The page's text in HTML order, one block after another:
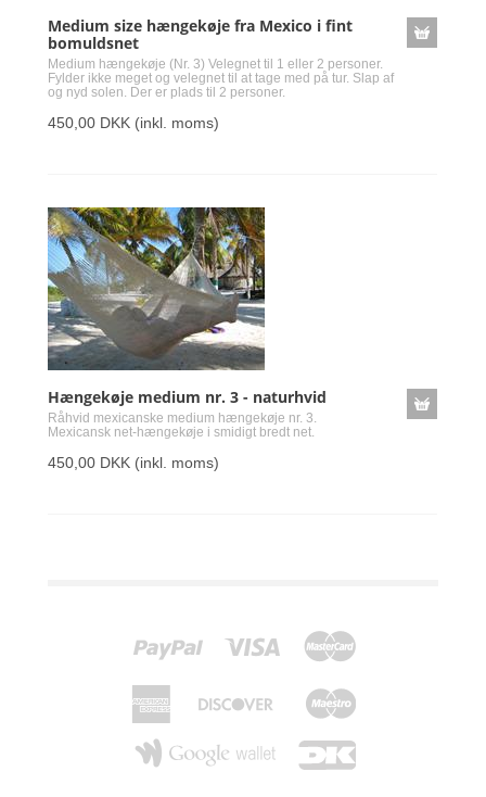
Medium size hængekøje fra Mexico i fint
bomuldsnet
Medium hængekøje (Nr. 3) Velegnet til 1 eller 2 personer.
Fylder ikke meget og velegnet til at tage med på tur. Slap af
og nyd solen. Der er plads til 2 personer.
450,00 DKK (inkl. moms)
Hængekøje medium nr. 3 - naturhvid
Råhvid mexicanske medium hængekøje nr. 3.
Mexicansk net-hængekøje i smidigt bredt net.
450,00 DKK (inkl. moms)